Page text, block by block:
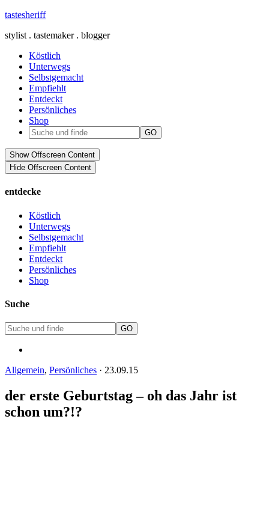
tastesheriff
stylist . tastemaker . blogger
Köstlich
Unterwegs
Selbstgemacht
Empfiehlt
Entdeckt
Persönliches
Shop
Show Offscreen Content
Hide Offscreen Content
entdecke
Köstlich
Unterwegs
Selbstgemacht
Empfiehlt
Entdeckt
Persönliches
Shop
Suche
Allgemein, Persönliches · 23.09.15
der erste Geburtstag – oh das Jahr ist
schon um?!?